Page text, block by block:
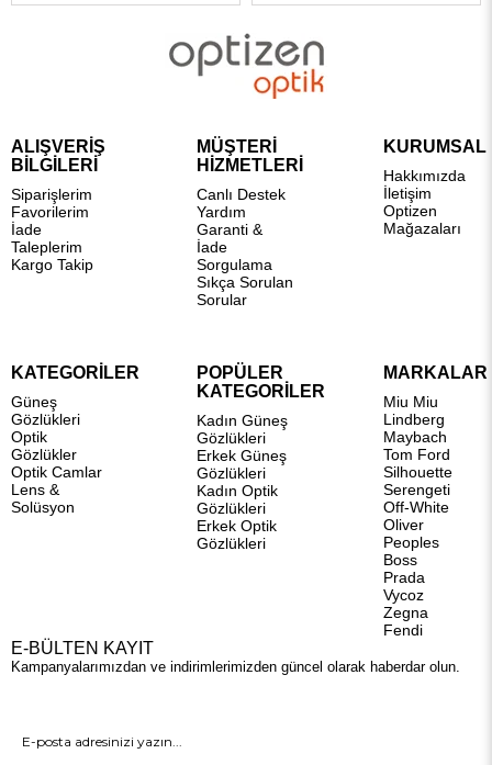
ALIŞVERİŞ
BİLGİLERİ
Siparişlerim
Favorilerim
İade
Taleplerim
Kargo Takip
MÜŞTERİ
HİZMETLERİ
Canlı Destek
Yardım
Garanti &
İade
Sorgulama
Sıkça Sorulan
Sorular
KURUMSAL
Hakkımızda
İletişim
Optizen
Mağazaları
KATEGORİLER
Güneş
Gözlükleri
Optik
Gözlükler
Optik Camlar
Lens &
Solüsyon
POPÜLER
KATEGORİLER
Kadın Güneş
Gözlükleri
Erkek Güneş
Gözlükleri
Kadın Optik
Gözlükleri
Erkek Optik
Gözlükleri
MARKALAR
Miu Miu
Lindberg
Maybach
Tom Ford
Silhouette
Serengeti
Off-White
Oliver
Peoples
Boss
Prada
Vycoz
Zegna
Fendi
E-BÜLTEN KAYIT
Kampanyalarımızdan ve indirimlerimizden güncel olarak haberdar olun.